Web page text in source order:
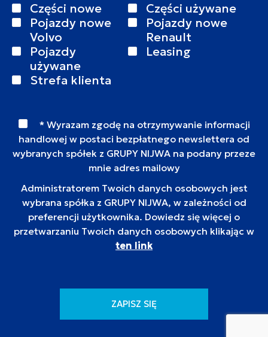
Części nowe
Części używane
Pojazdy nowe
Volvo
Pojazdy nowe
Renault
Pojazdy
używane
Leasing
Strefa klienta
* Wyrazam zgodę na otrzymywanie informacji
handlowej w postaci bezpłatnego newslettera od
wybranych spółek z GRUPY NIJWA na podany przeze
mnie adres mailowy
Administratorem Twoich danych osobowych jest
wybrana spółka z GRUPY NIJWA, w zależności od
preferencji użytkownika. Dowiedz się więcej o
przetwarzaniu Twoich danych osobowych klikając w
ten link